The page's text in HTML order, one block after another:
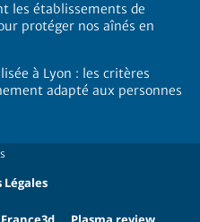
les établissements de
protéger nos aînés en
à Lyon : les critères
adapté aux personnes